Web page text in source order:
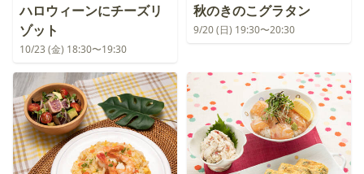
ハロウィーンにチーズリ
ゾット
10/23 (金) 18:30〜19:30
秋のきのこグラタン
9/20 (日) 19:30〜20:30